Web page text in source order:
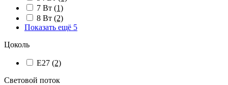
7 Вт (1)
8 Вт (2)
Показать ещё 5
Цоколь
E27 (2)
Световой поток